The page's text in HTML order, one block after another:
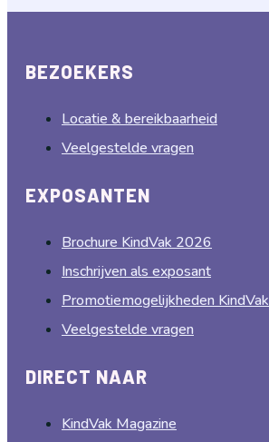
BEZOEKERS
Locatie & bereikbaarheid
Veelgestelde vragen
EXPOSANTEN
Brochure KindVak 2026
Inschrijven als exposant
Promotiemogelijkheden KindVak
Veelgestelde vragen
DIRECT NAAR
KindVak Magazine